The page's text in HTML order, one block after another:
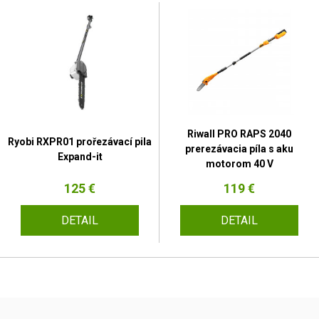
Ryobi RXPR01 prořezávací pila
Expand-it
125 €
DETAIL
Riwall PRO RAPS 2040
prerezávacia píla s aku
motorom 40 V
119 €
DETAIL